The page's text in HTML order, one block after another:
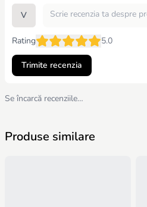
V
Rating 5.0
Trimite recenzia
Se încarcă recenziile…
Produse similare